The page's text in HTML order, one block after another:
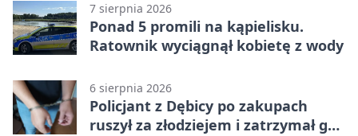
7 sierpnia 2026
Ponad 5 promili na kąpielisku.
Ratownik wyciągnął kobietę z wody
6 sierpnia 2026
Policjant z Dębicy po zakupach
ruszył za złodziejem i zatrzymał go